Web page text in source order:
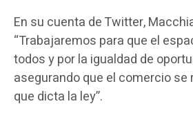
En su cuenta de Twitter,
“Trabajaremos para que el
todos y por la igualdad de
asegurando que el comercio se
que dicta la ley”.